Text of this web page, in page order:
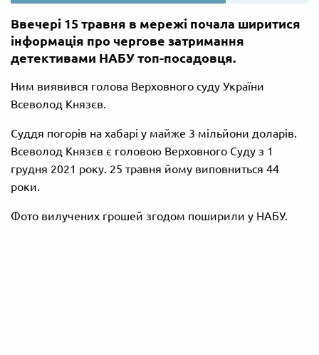
Ввечері 15 травня в мережі почала ширитися
інформація про чергове затримання
детективами НАБУ топ-посадовця.
Ним виявився голова Верховного суду України
Всеволод Князєв.
Суддя погорів на хабарі у майже 3 мільйони доларів.
Всеволод Князєв є головою Верховного Суду з 1
грудня 2021 року. 25 травня йому виповниться 44
роки.
Фото вилучених грошей згодом поширили у НАБУ.